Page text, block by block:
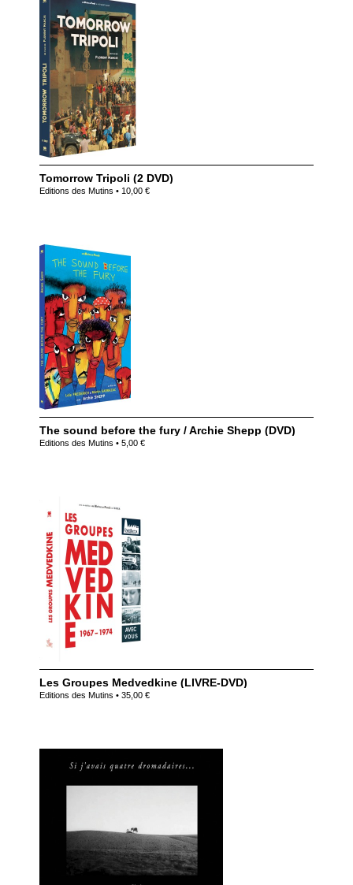
Tomorrow Tripoli (2 DVD)
Editions des Mutins • 10,00 €
The sound before the fury / Archie Shepp (DVD)
Editions des Mutins • 5,00 €
Les Groupes Medvedkine (LIVRE-DVD)
Editions des Mutins • 35,00 €